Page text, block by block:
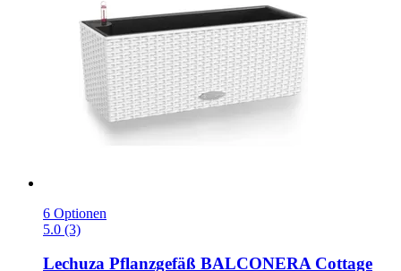
6 Optionen
5.0 (3)
Lechuza Pflanzgefäß BALCONERA Cottage